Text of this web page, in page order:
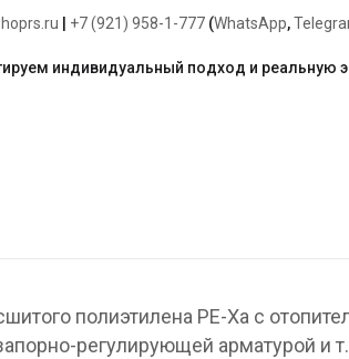
+7 (921) 958-1-777 (WhatsApp,
индивидуальный подход и реальную
полиэтилена PE-Xa с
регулирующей арматурой и